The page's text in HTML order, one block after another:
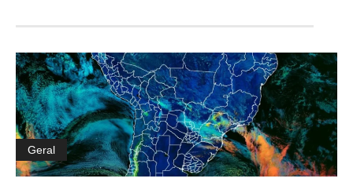
Geral